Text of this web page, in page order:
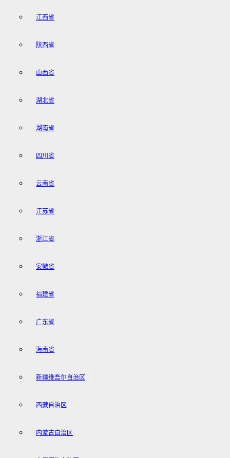
江西省
陕西省
山西省
湖北省
湖南省
四川省
云南省
江苏省
浙江省
安徽省
福建省
广东省
海南省
新疆维吾尔自治区
西藏自治区
内蒙古自治区